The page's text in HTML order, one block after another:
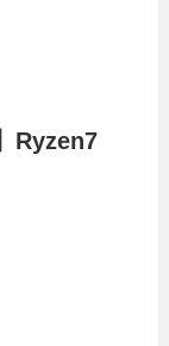
Ryzen7